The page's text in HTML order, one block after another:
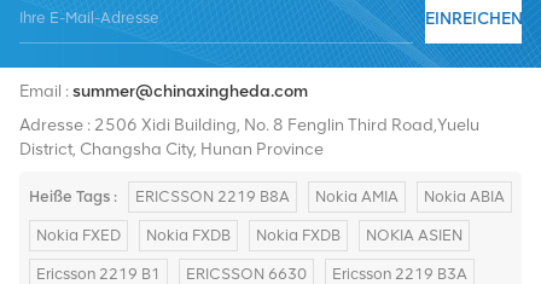
EINREICHEN
Email :summer@chinaxingheda.com
Adresse : 2506 Xidi Building, No. 8 Fenglin Third Road,Yuelu
District, Changsha City, Hunan Province
Heiße Tags : ERICSSON 2219 B8A Nokia AMIA Nokia ABIA
Nokia FXED Nokia FXDB Nokia FXDB NOKIA ASIEN
Ericsson 2219 B1 ERICSSON 6630 Ericsson 2219 B3A